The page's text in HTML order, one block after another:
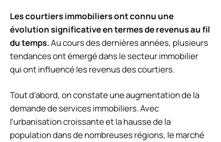
Les courtiers immobiliers ont connu une
évolution significative en termes de revenus au fil
du temps.Au cours des dernières années, plusieurs
tendances ont émergé dans le secteur immobilier
qui ont influencé les revenus des courtiers.
Tout d’abord, on constate une augmentation de la
demande de services immobiliers. Avec
l’urbanisation croissante et la hausse de la
population dans de nombreuses régions, le marché